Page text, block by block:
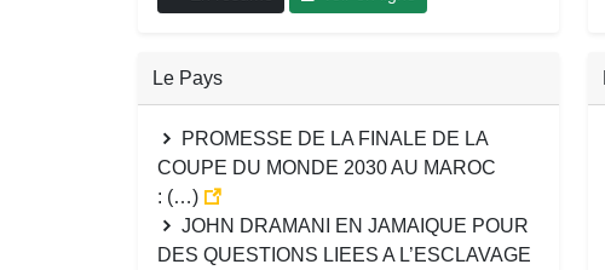
Le Pays
PROMESSE DE LA FINALE DE LA
COUPE DU MONDE 2030 AU MAROC
: (…)
JOHN DRAMANI EN JAMAIQUE POUR
DES QUESTIONS LIEES A L’ESCLAVAGE